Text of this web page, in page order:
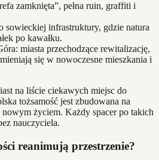
zamknięta”, pełna ruin, graffiti i
sowieckiej infrastruktury, gdzie natura
po kawałku.
miasta przechodzące rewitalizację,
się w nowoczesne mieszkania i
na liście ciekawych miejsc do
tożsamość jest zbudowana na
życiem. Każdy spacer po takich
nauczyciela.
reanimują przestrzenie?